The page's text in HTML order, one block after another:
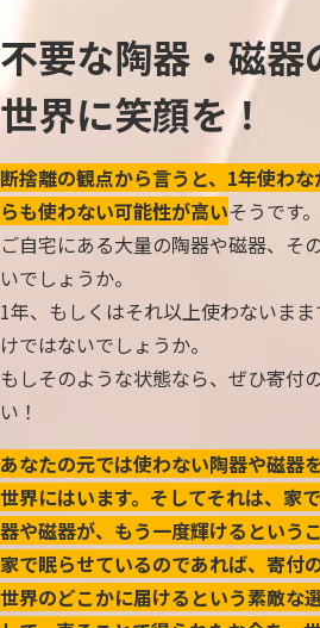
不要な陶器・磁器
世界に笑顔を！
断捨離の観点から言うと、1年使わ
らも使わない可能性が高いそうです。
ご自宅にある大量の陶器や磁器、そ
いでしょうか。
1年、もしくはそれ以上使わないま
けではないでしょうか。
もしそのような状態なら、ぜひ寄付
い！
あなたの元では使わない陶器や磁器
世界にはいます。そしてそれは、家
器や磁器が、もう一度輝けるという
家で眠らせているのであれば、寄付
世界のどこかに届けるという素敵な